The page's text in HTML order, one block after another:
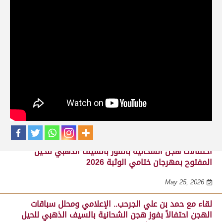
الشحانية بالسيف الذهبي للحيل المفتوح
بميدان الوثبة 22-05-2026
احتفالات هجن الشحانية بالفوز بالسيف الذهبي للحيل
المفتوح بمهرجان ختامي الوثبة 2026
May 25, 2026
لقاء مع حمد بن علي الجرحب.. الإعلامي ومحلل سباقات
الهجن احتفالاً بفوز هجن الشحانية بالسيف الذهبي للحيل